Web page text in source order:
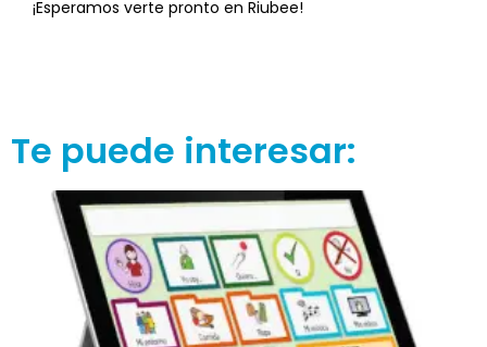
¡Esperamos verte pronto en Riubee!
Te puede interesar: